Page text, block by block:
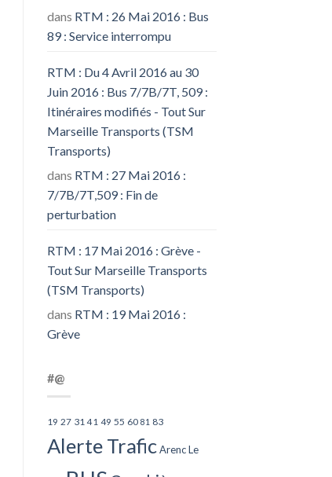
dans RTM : 26 Mai 2016 : Bus
89 : Service interrompu
RTM : Du 4 Avril 2016 au 30
Juin 2016 : Bus 7/7B/7T, 509 :
Itinéraires modifiés - Tout Sur
Marseille Transports (TSM
Transports)
dans RTM : 27 Mai 2016 :
7/7B/7T,509 : Fin de
perturbation
RTM : 17 Mai 2016 : Grève -
Tout Sur Marseille Transports
(TSM Transports)
dans RTM : 19 Mai 2016 :
Grève
#@
19 27 31 41 49 55 60 81 83
Alerte Trafic Arenc Le